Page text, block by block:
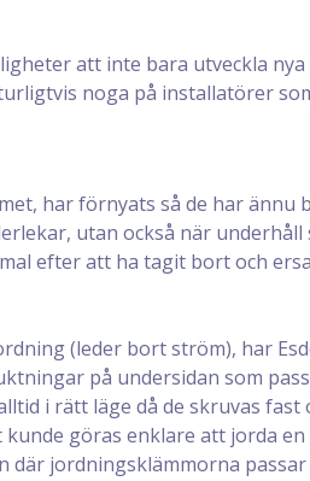
att inte bara utveckla
noga på installatörer
har förnyats så de har ännu
utan också när underhåll
efter att ha tagit bort och
(leder bort ström), har
på undersidan som
i rätt läge då de skruvas fast
göras enklare att jorda en
där jordningsklämmorna passar